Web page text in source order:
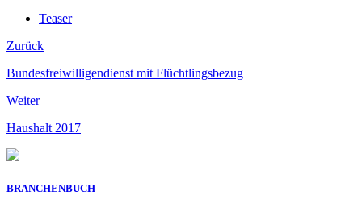
Teaser
Zurück
Bundesfreiwilligendienst mit Flüchtlingsbezug
Weiter
Haushalt 2017
BRANCHENBUCH